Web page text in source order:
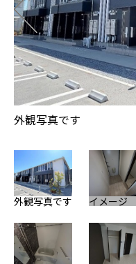
外観写真です
外観写真です イメージ